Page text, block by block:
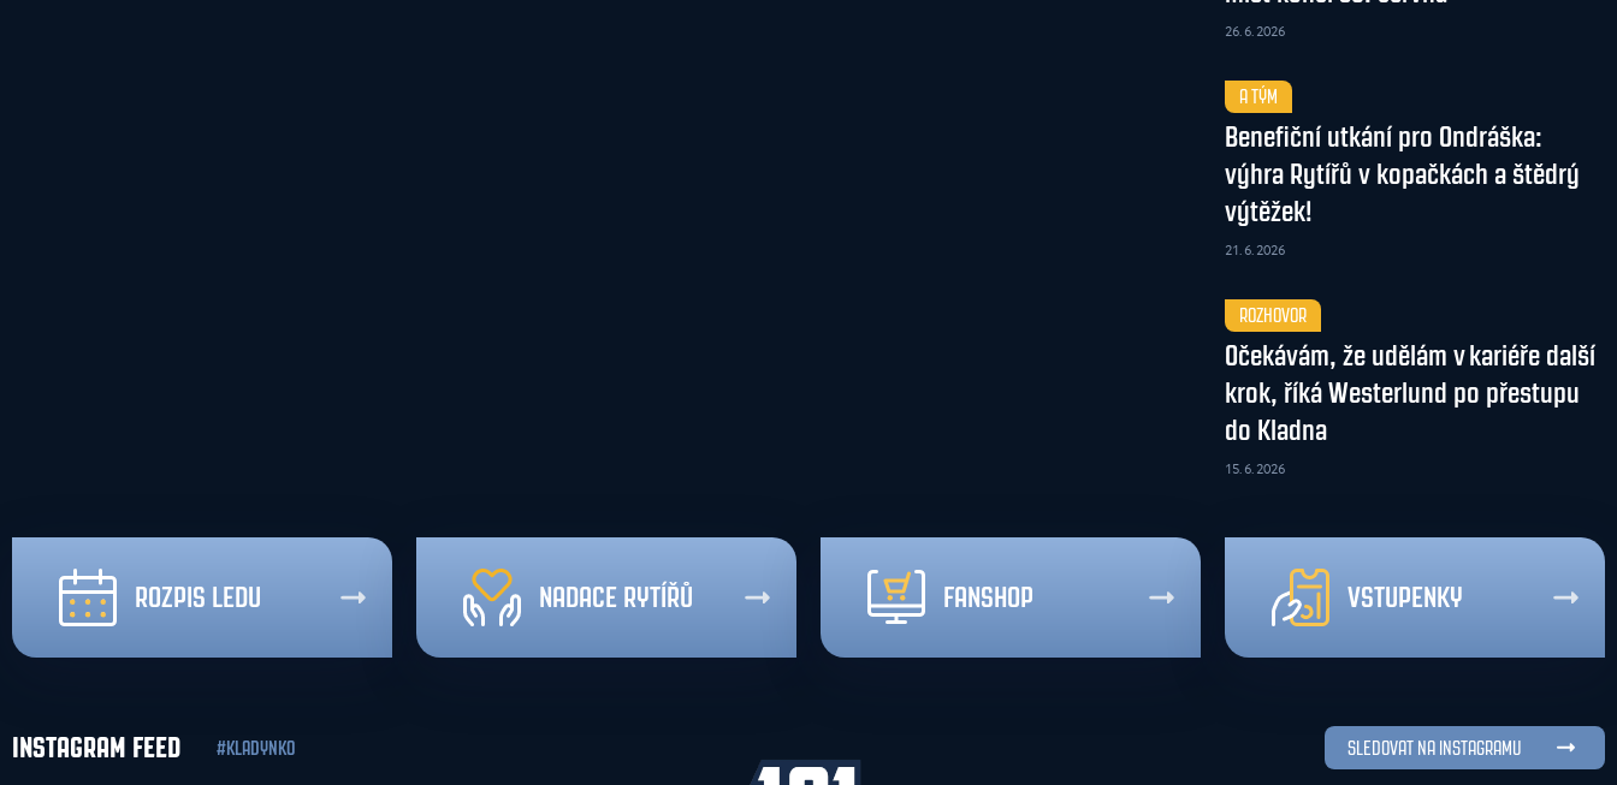
26. 6. 2026
A TÝM
Benefiční utkání pro Ondráška:
výhra Rytířů v kopačkách a štědrý
výtěžek!
21. 6. 2026
ROZHOVOR
Očekávám, že udělám v kariéře další
krok, říká Westerlund po přestupu
do Kladna
15. 6. 2026
ROZPIS LEDU NADACE RYTÍŘŮ FANSHOP VSTUPENKY
INSTAGRAM FEED #KLADYNKO SLEDOVAT NA INSTAGRAMU